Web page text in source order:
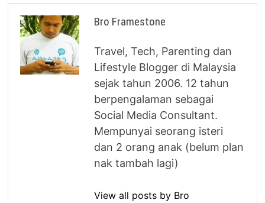
Bro Framestone
Travel, Tech, Parenting dan
Lifestyle Blogger di Malaysia
sejak tahun 2006. 12 tahun
berpengalaman sebagai
Social Media Consultant.
Mempunyai seorang isteri
dan 2 orang anak (belum plan
nak tambah lagi)
View all posts by Bro